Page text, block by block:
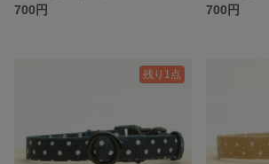
700円
700円
残り1点